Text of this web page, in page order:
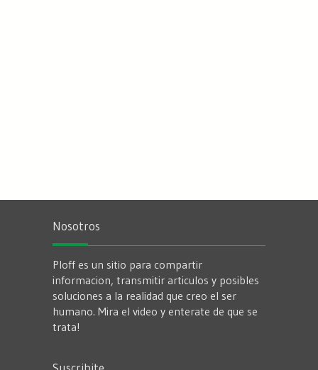
Nosotros
Ploff es un sitio para compartir
informacion, transmitir articulos y posibles
soluciones a la realidad que creo el ser
humano. Mira el video y enterate de que se
trata!